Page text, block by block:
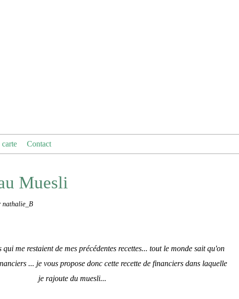
carte Contact
Muesli
nathalie_B
qui me restaient de mes précédentes recettes... tout le monde sait qu'on
... je vous propose donc cette recette de financiers dans laquelle
je rajoute du muesli...